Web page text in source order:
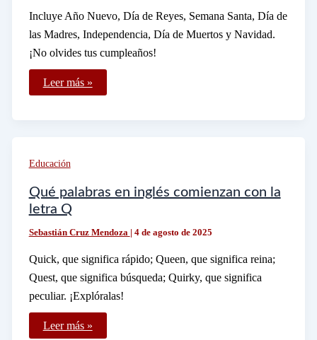
Incluye Año Nuevo, Día de Reyes, Semana Santa, Día de
las Madres, Independencia, Día de Muertos y Navidad.
¡No olvides tus cumpleaños!
Cuáles
son
incluir
un
Leer más »
Educación
Qué palabras en inglés comienzan con la
letra Q
Sebastián Cruz Mendoza | 4 de agosto de 2025
Quick, que significa rápido; Queen, que significa reina;
Quest, que significa búsqueda; Quirky, que significa
peculiar. ¡Explóralas!
Qué
palabras
Leer más »